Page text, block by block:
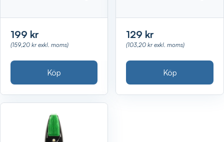
199 kr
(159,20 kr exkl. moms)
Köp
129 kr
(103,20 kr exkl. moms)
Köp